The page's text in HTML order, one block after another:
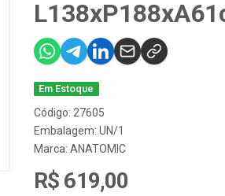
Em Estoque
Código: 27605
Embalagem: UN/1
Marca: ANATOMIC
R$ 619,00